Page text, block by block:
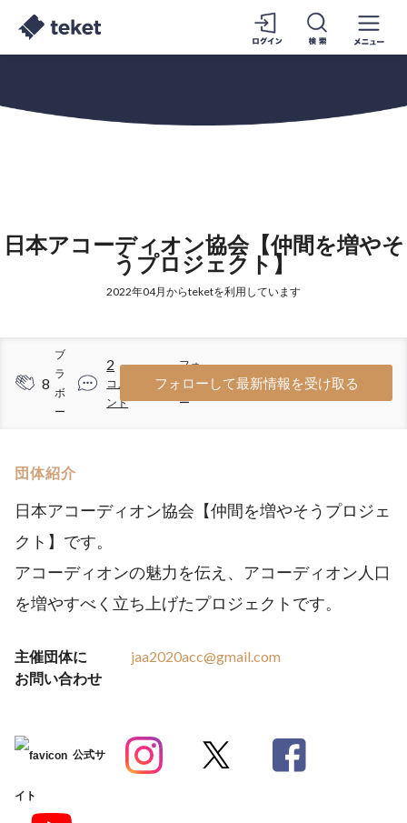
日本アコーディオン協会【仲間を増やそ
うプロジェクト】
2022年04月からteketを利用しています
8
ブ
ラ
ボ
ー
2
コメ
ント
85
フォ
ロワ
ー
フォローして最新情報を受け取る
団体紹介
日本アコーディオン協会【仲間を増やそうプロジェ
クト】です。
アコーディオンの魅力を伝え、アコーディオン人口
を増やすべく立ち上げたプロジェクトです。
主催団体に
お問い合わせ
jaa2020acc@gmail.com
公式サ
イト